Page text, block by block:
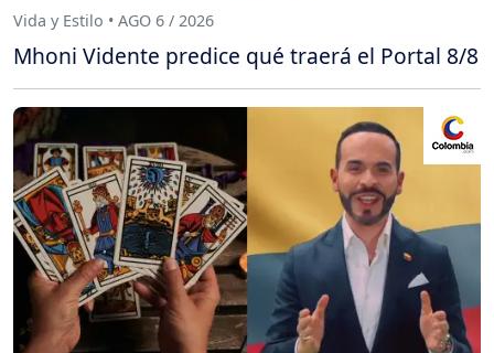
Vida y Estilo • AGO 6 / 2026
Mhoni Vidente predice qué traerá el Portal 8/8